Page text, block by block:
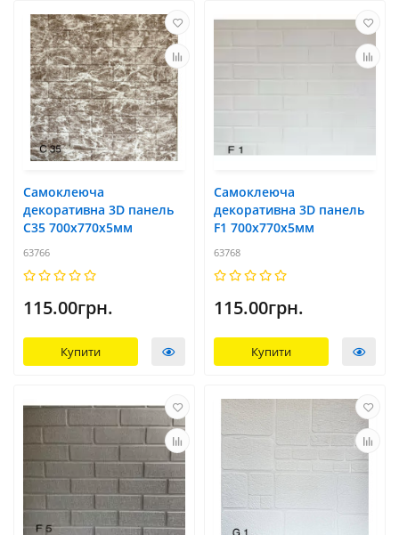
Самоклеюча
декоративна 3D панель
C35 700x770х5мм
63766
115.00грн.
Купити
Самоклеюча
декоративна 3D панель
F1 700x770х5мм
63768
115.00грн.
Купити